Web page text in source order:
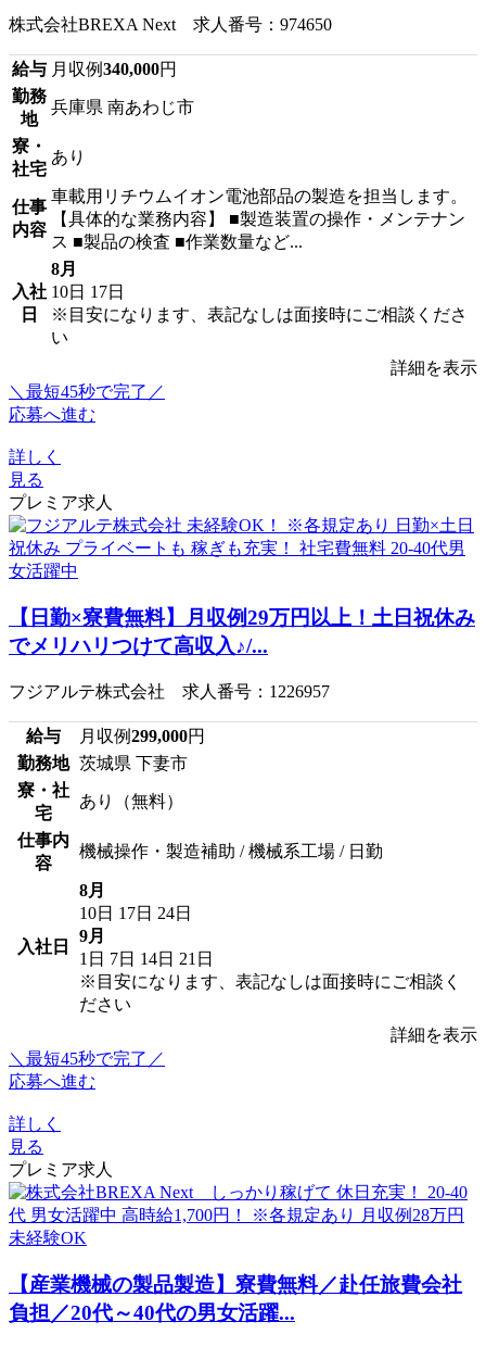
株式会社BREXA Next 求人番号：974650
給与 月収例340,000円
勤務
地
兵庫県 南あわじ市
寮・
社宅
あり
仕事
内容
車載用リチウムイオン電池部品の製造を担当します。
【具体的な業務内容】 ■製造装置の操作・メンテナン
ス ■製品の検査 ■作業数量など...
入社
日
8月
10日 17日
※目安になります、表記なしは面接時にご相談くださ
い
詳細を表示
＼最短45秒で完了／
応募へ進む
詳しく
見る
プレミア求人
【日勤×寮費無料】月収例29万円以上！土日祝休み
でメリハリつけて高収入♪/...
フジアルテ株式会社 求人番号：1226957
給与 月収例299,000円
勤務地 茨城県 下妻市
寮・社
宅
あり（無料）
仕事内
容
機械操作・製造補助 / 機械系工場 / 日勤
入社日
8月
10日 17日 24日
9月
1日 7日 14日 21日
※目安になります、表記なしは面接時にご相談く
ださい
詳細を表示
＼最短45秒で完了／
応募へ進む
詳しく
見る
プレミア求人
【産業機械の製品製造】寮費無料／赴任旅費会社
負担／20代～40代の男女活躍...